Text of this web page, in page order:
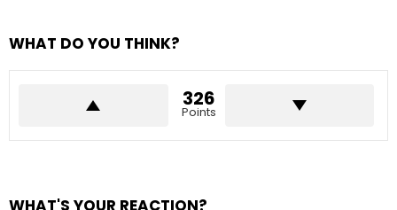
WHAT DO YOU THINK?
326
Points
WHAT'S YOUR REACTION?